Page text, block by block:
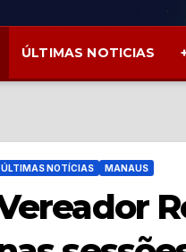
ÚLTIMAS NOTICIAS
ÚLTIMAS NOTÍCIAS MANAUS